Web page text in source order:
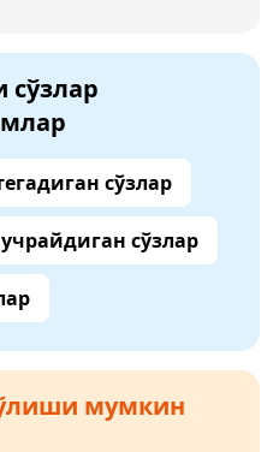
сўзлар
сўзлар
мумкин